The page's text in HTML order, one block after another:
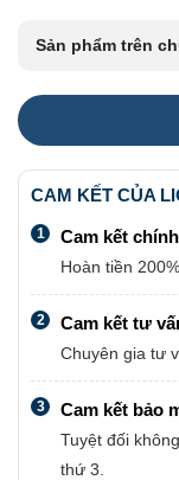
Sản phẩm trên
CAM KẾT CỦA
1 Cam kết
Hoàn tiền
2 Cam kết tư
Chuyên gia tư
3 Cam kết bảo
Tuyệt đối
thứ 3.